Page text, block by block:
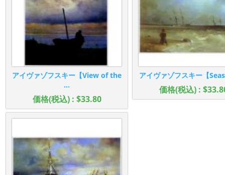
アイヴァゾフスキー【View of the
...
価格(税込) : $33.80
アイヴァゾフスキー【
価格(税込) :